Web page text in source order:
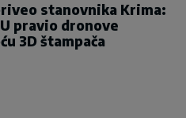
stanovnika Krima:
pravio dronove
3D štampača